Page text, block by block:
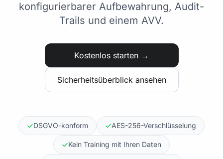
konfigurierbarer Aufbewahrung, Audit-
Trails und einem AVV.
Kostenlos starten →
Sicherheitsüberblick ansehen
DSGVO-konform AES-256-Verschlüsselung
Kein Training mit Ihren Daten